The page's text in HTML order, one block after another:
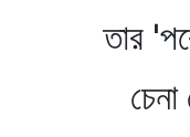
তার 'পরে
চেনা